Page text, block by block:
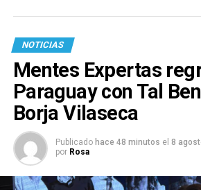
NOTICIAS
Mentes Expertas
Paraguay con Tal
Borja Vilaseca
Publicado hace 48 minutos el 8
por Rosa